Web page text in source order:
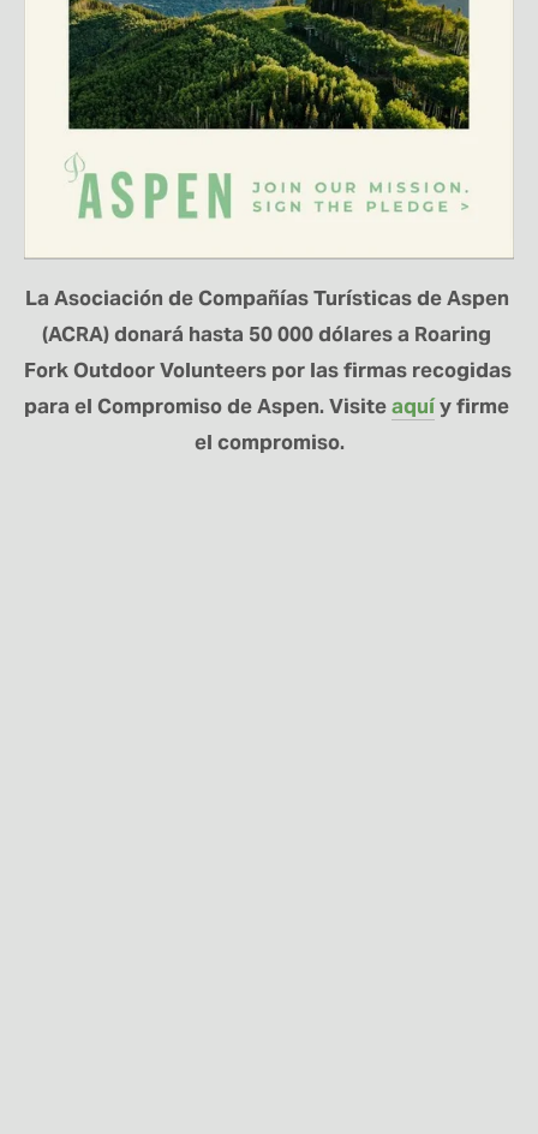
La Asociación de Compañías Turísticas de Aspen
(ACRA) donará hasta 50 000 dólares a Roaring
Fork Outdoor Volunteers por las firmas recogidas
para el Compromiso de Aspen. Visite aquí y firme
el compromiso.